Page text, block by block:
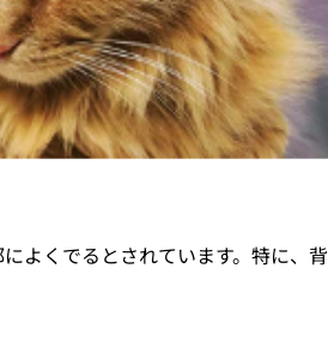
よくでるとされています。特に、背